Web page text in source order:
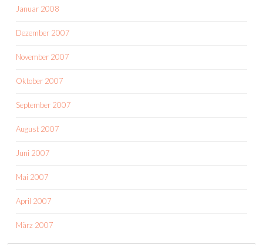
Januar 2008
Dezember 2007
November 2007
Oktober 2007
September 2007
August 2007
Juni 2007
Mai 2007
April 2007
März 2007